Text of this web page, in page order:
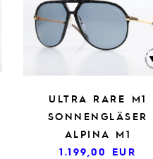
ULTRA RARE M1
SONNENGLÄSER
ALPINA M1
1.199,00 EUR